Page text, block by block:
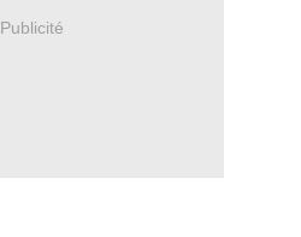
Publicité